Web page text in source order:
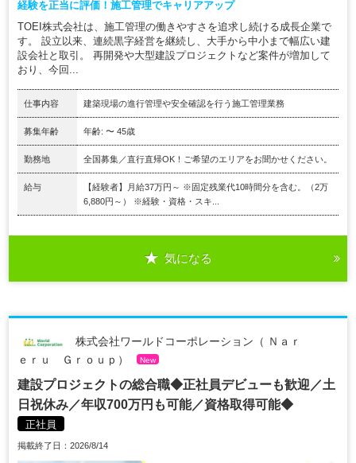
経験を正当に評価！施工管理でキャリアアップ
TOEI株式会社は、施工管理の働きやすさを追求し続ける成長企業で
す。 設立以来、連続黒字経営を継続し、大手から中小まで幅広い建
設会社と取引。 再開発や大型建設プロジェクトなど案件が増加して
おり、今回...
仕事内容 建築現場の進行管理や安全確認を行う施工管理業務
募集年齢 年齢: 〜 45歳
勤務地 全国募集／直行直帰OK！ご希望のエリアをお聞かせください。
給与
【経験者】月給37万円～ ※固定残業代10時間分を含む。（2万
6,880円～） ※経験・資格・スキ...
気になる
株式会社ワールドコーポレーション（ Ｎａｒ
ｅｒｕ Ｇｒｏｕｐ）
New
建設プロジェクトの総合職◆正社員デビューも歓迎／土
日祝休み／年収700万円も可能／資格取得可能◆
正社員
掲載終了日：2026/8/14